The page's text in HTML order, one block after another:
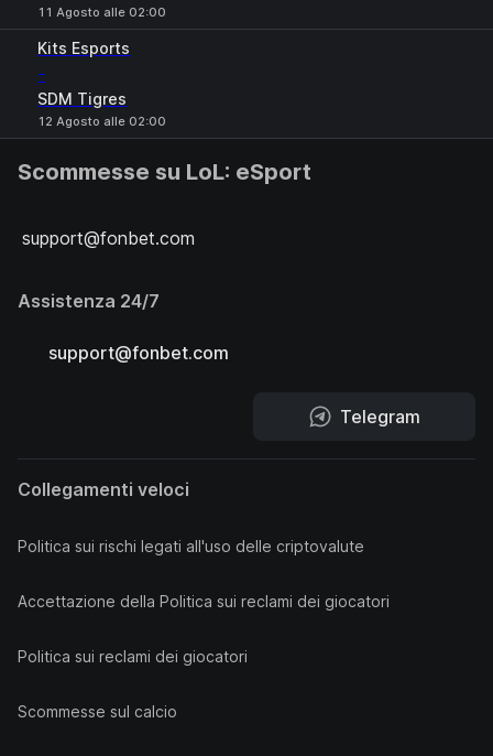
11 Agosto alle 02:00
Kits Esports
-
SDM Tigres
12 Agosto alle 02:00
Scommesse su LoL: eSport
support@fonbet.com
Assistenza 24/7
support@fonbet.com
Telegram
Collegamenti veloci
Politica sui rischi legati all'uso delle criptovalute
Accettazione della Politica sui reclami dei giocatori
Politica sui reclami dei giocatori
Scommesse sul calcio